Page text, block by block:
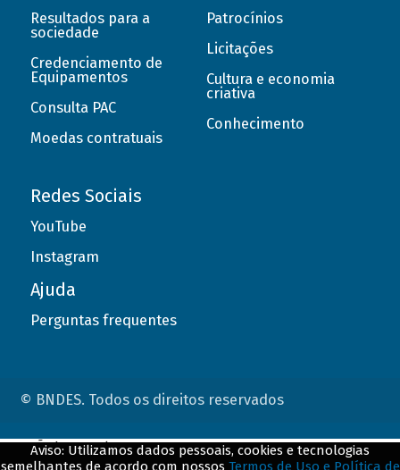
Resultados para a
sociedade
Credenciamento de
Equipamentos
Consulta PAC
Moedas contratuais
Patrocínios
Licitações
Cultura e economia
criativa
Conhecimento
Redes Sociais
YouTube
Instagram
Ajuda
Perguntas frequentes
© BNDES. Todos os direitos reservados
Aviso: Utilizamos dados pessoais, cookies e tecnologias
semelhantes de acordo com nossos Termos de Uso e Política de
ConteÃºdo complementar